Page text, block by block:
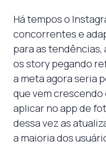
Há tempos o
concorrentes e
para as tendências,
os story pegando
a meta agora seria
que vem
aplicar no app de
dessa vez as
a maioria dos